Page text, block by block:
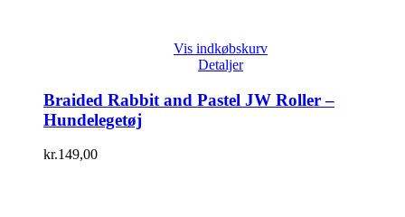
Vis indkøbskurv
Detaljer
Braided Rabbit and Pastel JW Roller –
Hundelegetøj
kr.149,00